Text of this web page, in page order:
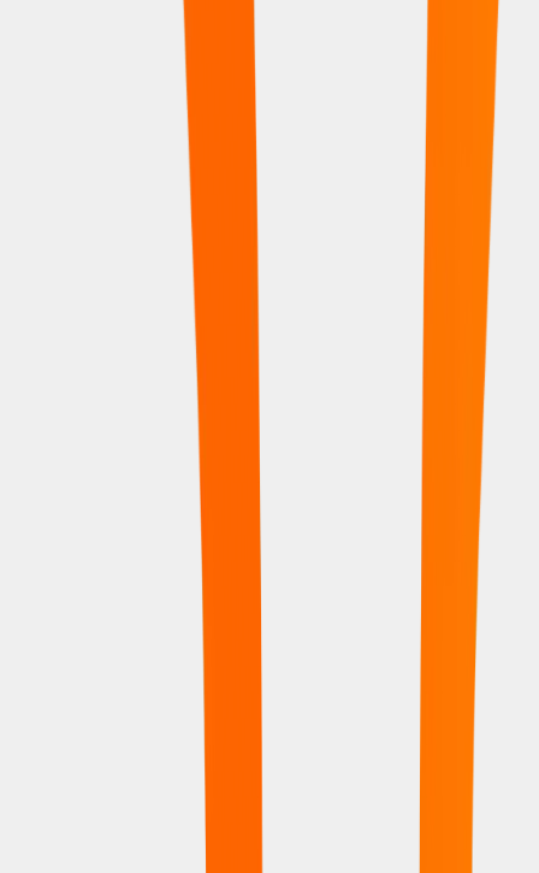
Básicas porém cheias de estilo, a tradicional linha Compact é
sucesso desde a sua criação.